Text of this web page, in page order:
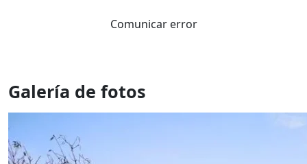
Comunicar error
Galería de fotos